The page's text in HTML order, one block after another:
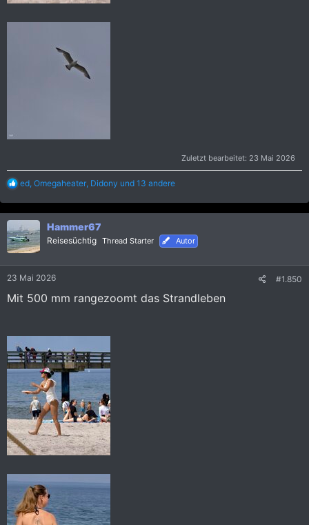
Zuletzt bearbeitet: 23 Mai 2026
R
a
k
t
i
o
n
:
ed, Omegaheater, Didony und 13 andere
Hammer67
Reisesüchtig Thread Starter Autor
23 Mai 2026 #1.850
Mit 500 mm rangezoomt das Strandleben